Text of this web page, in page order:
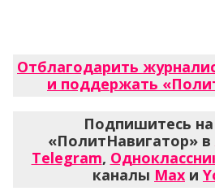
Отблагодарить
и поддержать
Подпишитесь
«ПолитНавигатор» в
Telegram,
каналы Max и